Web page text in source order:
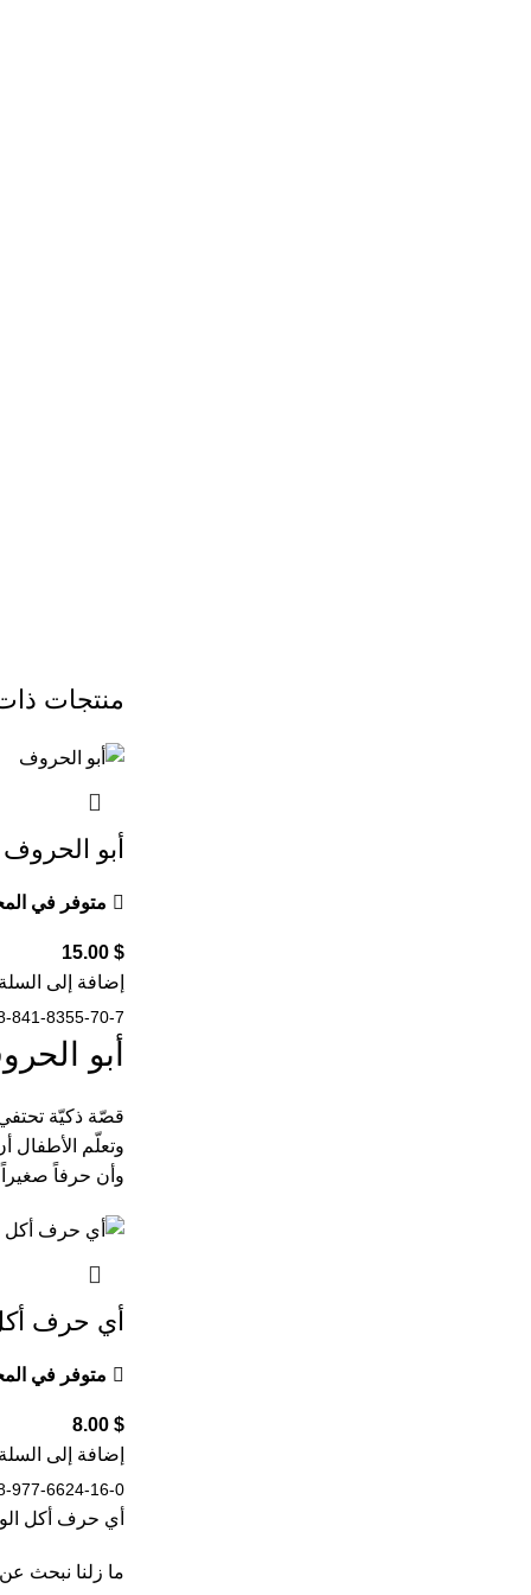
منتجات
أبو الحروف
متوفر في
15.00 $
إضافة إلى
841-8355-70-7
أبو
قصّة ذكيّة تحتفي
وتعلّم الأطفال
وأن حرفاً صغيراً
أي حرف
متوفر في
8.00 $
إضافة إلى
977-6624-16-0
أي حرف أكل
ما زلنا نبحث